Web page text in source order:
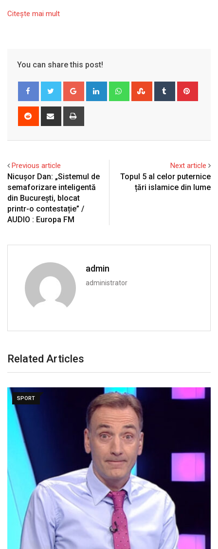
Citeşte mai mult
You can share this post!
Google+ LinkedIn WhatsappStumbleUpon
Tumblr
Reddit
Share
Previous article
Nicușor Dan: „Sistemul de
semaforizare inteligentă
din București, blocat
printr-o contestație” /
AUDIO : Europa FM
Next article
Topul 5 al celor puternice
țări islamice din lume
admin
administrator
Related Articles
SPORT